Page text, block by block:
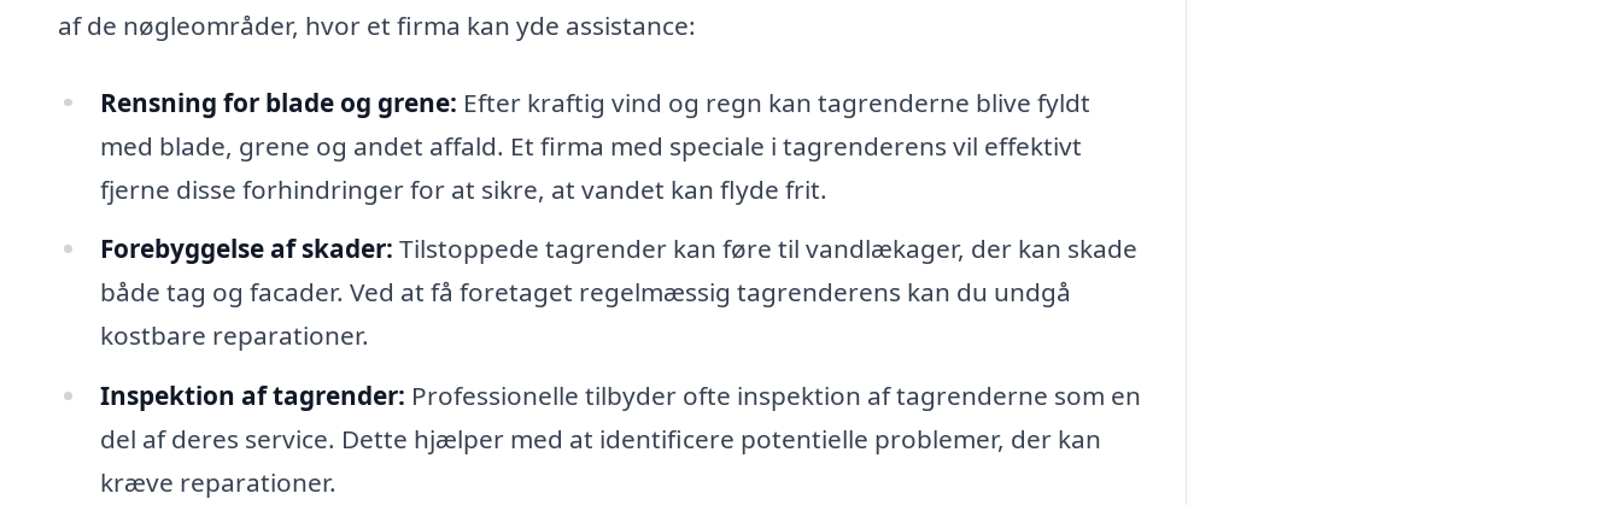
af de nøgleområder, hvor et firma kan yde assistance:
Rensning for blade og grene: Efter kraftig vind og regn kan tagrenderne blive fyldt
med blade, grene og andet affald. Et firma med speciale i tagrenderens vil effektivt
fjerne disse forhindringer for at sikre, at vandet kan flyde frit.
Forebyggelse af skader: Tilstoppede tagrender kan føre til vandlækager, der kan skade
både tag og facader. Ved at få foretaget regelmæssig tagrenderens kan du undgå
kostbare reparationer.
Inspektion af tagrender: Professionelle tilbyder ofte inspektion af tagrenderne som en
del af deres service. Dette hjælper med at identificere potentielle problemer, der kan
kræve reparationer.